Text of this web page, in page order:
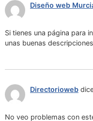
Diseño web
Si tienes una página para
unas buenas
Directorioweb
No veo problemas con